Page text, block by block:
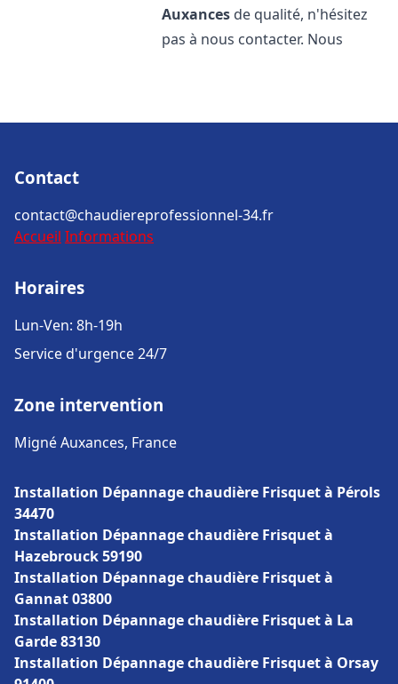
Auxances de qualité, n'hésitez
pas à nous contacter. Nous
Contact
contact@chaudiereprofessionnel-34.fr
Accueil Informations
Horaires
Lun-Ven: 8h-19h
Service d'urgence 24/7
Zone intervention
Migné Auxances, France
Installation Dépannage chaudière Frisquet à Pérols
34470
Installation Dépannage chaudière Frisquet à
Hazebrouck 59190
Installation Dépannage chaudière Frisquet à
Gannat 03800
Installation Dépannage chaudière Frisquet à La
Garde 83130
Installation Dépannage chaudière Frisquet à Orsay